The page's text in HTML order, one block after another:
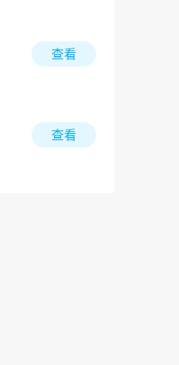
查看
查看